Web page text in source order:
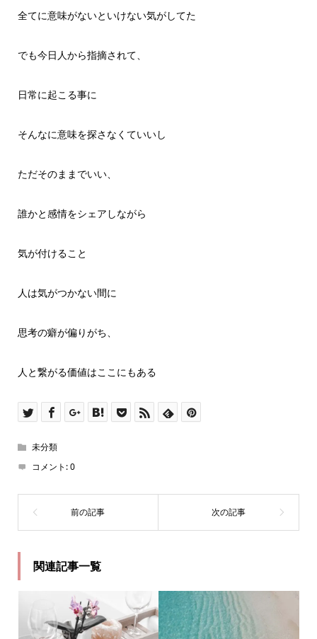
全てに意味がないといけない気がしてた
でも今日人から指摘されて、
日常に起こる事に
そんなに意味を探さなくていいし
ただそのままでいい、
誰かと感情をシェアしながら
気が付けること
人は気がつかない間に
思考の癖が偏りがち、
人と繋がる価値はここにもある
未分類
コメント:0
関連記事一覧